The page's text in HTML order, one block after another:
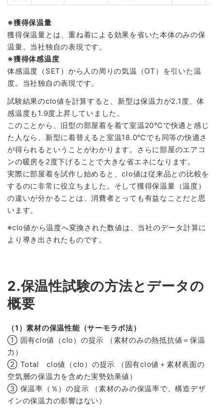
※獲得保温量
獲得保温量とは、重ね着による効果を省いた本体のみの保
温量。当社独自の表現です。
※獲得体感温度
体感温度（SET）から人の周りの気温（OT）を引いた温
度。当社独自の表現です。
試験結果のclo値を計算すると、新型は保温力が2.1度、体
感温度も1.9度上昇していました。
このことから、旧型の部屋着を着て室温20℃で快適と感じ
た人なら、新型に着替えると室温18.0℃でも同等の快適さ
が得られるということがわかります。さらに部屋のエアコ
ンの暖房を2度下げることで大きな省エネになります。
実際に部屋着を試作し始めると、clo値は従来品との比較を
するのに非常に役立ちました。そして獲得保温量（温度）
の違いが分かることは、消費者とっても有益なことだと思
います。
※clo値から温度へ変換された数値は、当社のデータ計算に
より導き出されたものです。
2.保温性試験の方法とデータの
概要
（1）素材の保温性能（サーモラボ法）
① 固有clo値（clo）の提示 （素材のみの熱抵抗値＝保温
力）
② Total clo値（clo）の提示 （固有clo値＋素材表面の
空気層の保温力を含めた実勢効果値）
③ 保温率（％）の提示 （素材のみの保温率で、構造デザ
インの保温力の影響はない）